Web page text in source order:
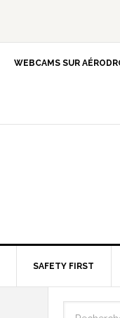
WEBCAMS SUR
SAFETY FIRST